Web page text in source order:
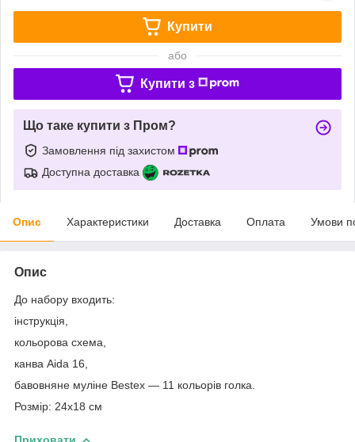
Купити
або
Купити з
Що таке купити з Пром?
Замовлення під захистом
Доступна доставка
Опис Характеристики Доставка Оплата Умови
Опис
До набору входить:
інструкція,
кольорова схема,
канва Aida 16,
бавовняне муліне Bestex — 11 кольорів голка.
Розмір: 24x18 см
Приховати